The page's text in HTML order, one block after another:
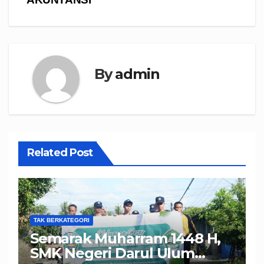
Byadmin
Related Post
TAK BERKATEGORI
Semarak Muharram 1448 H,
SMK Negeri Darul Ulum